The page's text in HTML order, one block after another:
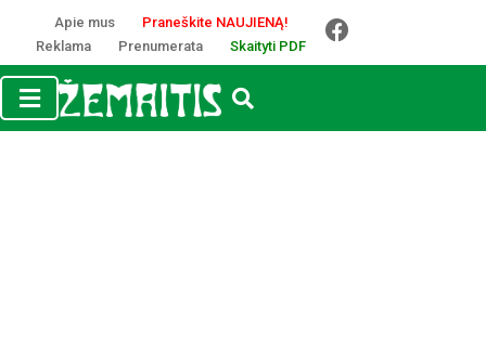
Apie mus
Praneškite NAUJIENĄ!
Reklama
Prenumerata Skaityti PDF